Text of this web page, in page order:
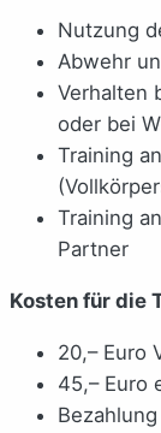
Nutzung
Abwehr
Verhalten
oder bei
Training
Training
Partner
Kosten für die
20,– Euro
45,– Euro